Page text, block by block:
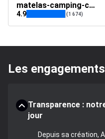
matelas-camping-car.com
4.9 (1 674)
Les
Transparence :
jour
Depuis sa création,